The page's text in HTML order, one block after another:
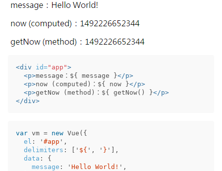
<div id="app">
<p>message：${ message }</p>
<p>now (computed)：${ now }</p>
<p>getNow (method)：${ getNow() }</p>
</div>
var vm = new Vue ({
el : ' #app ' ,
delimiters : ' ${ ' , ' } '
],
data :
{
message : ' Hello World! ' ,